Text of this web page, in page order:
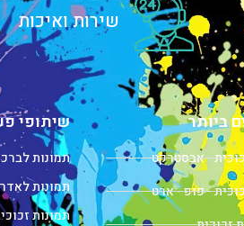
שירות ואיכות
ביותר
- אבסטרקט
- פופ - ארט
שיתופי
תמונות
תמונות
תמונות